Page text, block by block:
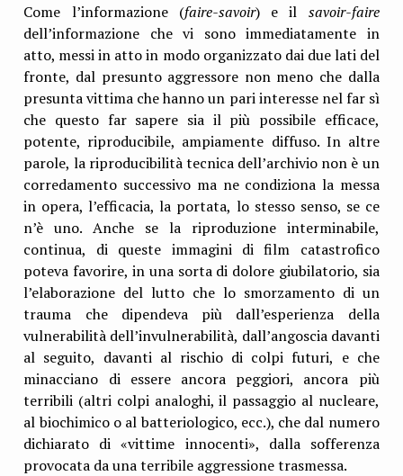
Come l’informazione (faire-savoir) e il savoir-faire
dell’informazione che vi sono immediatamente in
atto, messi in atto in modo organizzato dai due lati del
fronte, dal presunto aggressore non meno che dalla
presunta vittima che hanno un pari interesse nel far sì
che questo far sapere sia il più possibile efficace,
potente, riproducibile, ampiamente diffuso. In altre
parole, la riproducibilità tecnica dell’archivio non è un
corredamento successivo ma ne condiziona la messa
in opera, l’efficacia, la portata, lo stesso senso, se ce
n’è uno. Anche se la riproduzione interminabile,
continua, di queste immagini di film catastrofico
poteva favorire, in una sorta di dolore giubilatorio, sia
l’elaborazione del lutto che lo smorzamento di un
trauma che dipendeva più dall’esperienza della
vulnerabilità dell’invulnerabilità, dall’angoscia davanti
al seguito, davanti al rischio di colpi futuri, e che
minacciano di essere ancora peggiori, ancora più
terribili (altri colpi analoghi, il passaggio al nucleare,
al biochimico o al batteriologico, ecc.), che dal numero
dichiarato di «vittime innocenti», dalla sofferenza
provocata da una terribile aggressione trasmessa.